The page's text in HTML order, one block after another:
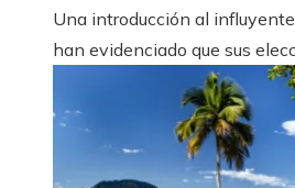
Una introducción al
han evidenciado que sus